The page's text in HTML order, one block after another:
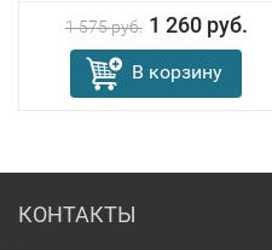
1 575 руб. 1 260 руб.
В корзину
КОНТАКТЫ